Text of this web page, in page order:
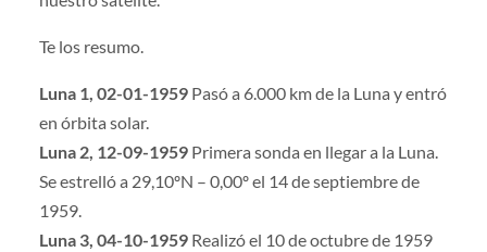
Te los resumo.
Luna 1, 02-01-1959Pasó a 6.000 km de la Luna y entró
en órbita solar.
Luna 2, 12-09-1959 Primera sonda en llegar a la Luna.
Se estrelló a 29,10ºN – 0,00º el 14 de septiembre de
1959.
Luna 3, 04-10-1959Realizó el 10 de octubre de 1959